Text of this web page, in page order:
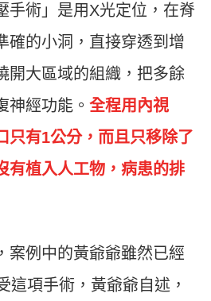
手術」是用X光定位，在脊
確的小洞，直接穿透到增
開大區域的組織，把多餘
神經功能。 全程用內視
只有1公分，而且只移除了
有植入人工物，病患的排
案例中的黃爺爺雖然已經
這項手術，黃爺爺自述，